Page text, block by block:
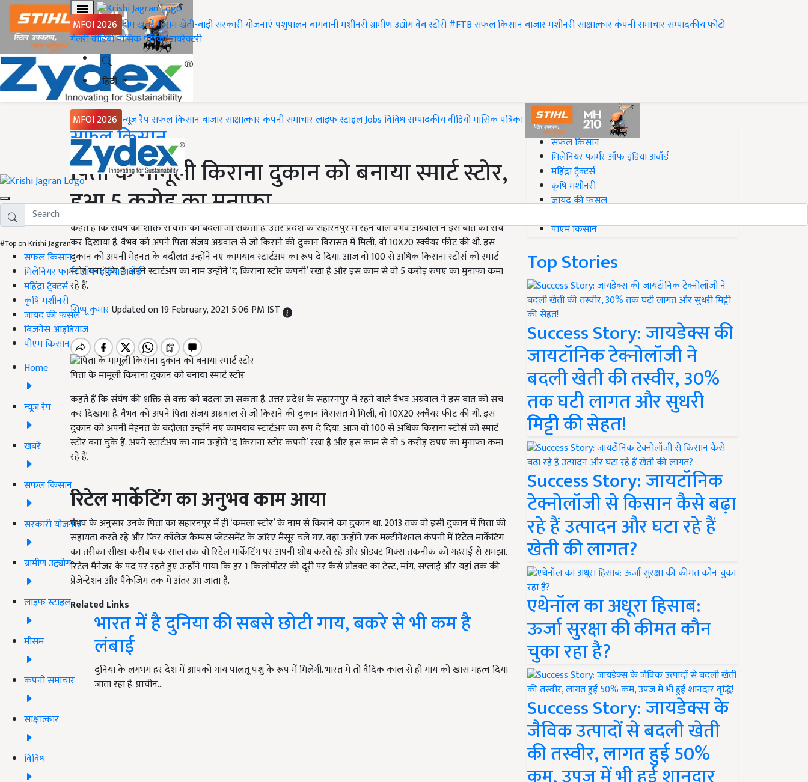
MFOI 2026 होमख़बरेंमौसमखेती-बाड़ीसरकारी योजनाएंपशुपालनबागवानीमशीनरीग्रामीण उद्योगवेब स्टोरी#FTBसफल किसानबाजारमशीनरीसाक्षात्कारकंपनी समाचारसम्पादकीयफोटो
गैलरीवीडियोमासिक पत्रिकाडायरेक्टरी
हिंदी
MFOI 2026 न्यूज़ रैपसफल किसानबाजारसाक्षात्कारकंपनी समाचारलाइफ स्टाइलJobsविविधसम्पादकीयवीडियोमासिक पत्रिका
#Top on Krishi Jagran
सफल किसान
मिलेनियर फार्मर ऑफ इंडिया अवॉर्ड
महिंद्रा ट्रैक्टर्स
कृषि मशीनरी
जायद की फसल
बिज़नेस आइडियाज
पीएम किसान
Home
न्यूज़ रैप
खबरें
सफल किसान
सरकारी योजनाएं
ग्रामीण उद्द्योग
लाइफ स्टाइल
मौसम
कंपनी समाचार
साक्षात्कार
विविध
Home
सफल किसान
पिता के मामूली किराना दुकान को बनाया स्मार्ट स्टोर,
हुआ 5 करोड़ का मुनाफा
कहते हैं कि संर्घष की शक्ति से वक्त को बदला जा सकता है. उत्तर प्रदेश के सहारनपुर में रहने वाले वैभव अग्रवाल ने इस बात को सच
कर दिखाया है. वैभव को अपने पिता संजय अग्रवाल से जो किराने की दुकान विरासत में मिली, वो 10X20 स्क्वैयर फीट की थी. इस
दुकान को अपनी मेहनत के बदौलत उन्होंने नए कामयाब स्टार्टअप का रूप दे दिया. आज वो 100 से अधिक किराना स्टोर्स को स्मार्ट
स्टोर बना चुके हैं. अपने स्टार्टअप का नाम उन्होंने ‘द किराना स्टोर कंपनी’ रखा है और इस काम से वो 5 करोड़ रुपए का मुनाफा कमा
रहे हैं.
सिप्पू कुमारUpdated on 19 February, 2021 5:06 PM IST
पिता के मामूली किराना दुकान को बनाया स्मार्ट स्टोर
कहते हैं कि संर्घष की शक्ति से वक्त को बदला जा सकता है. उत्तर प्रदेश के सहारनपुर में रहने वाले वैभव अग्रवाल ने इस बात को सच
कर दिखाया है. वैभव को अपने पिता संजय अग्रवाल से जो किराने की दुकान विरासत में मिली, वो 10X20 स्क्वैयर फीट की थी. इस
दुकान को अपनी मेहनत के बदौलत उन्होंने नए कामयाब स्टार्टअप का रूप दे दिया. आज वो 100 से अधिक किराना स्टोर्स को स्मार्ट
स्टोर बना चुके हैं. अपने स्टार्टअप का नाम उन्होंने ‘द किराना स्टोर कंपनी’ रखा है और इस काम से वो 5 करोड़ रुपए का मुनाफा कमा
रहे हैं.
रिटेल मार्केटिंग का अनुभव काम आया
वैभव के अनुसार उनके पिता का सहारनपुर में ही ‘कमला स्टोर’ के नाम से किराने का दुकान था. 2013 तक वो इसी दुकान में पिता की
सहायता करते रहे और फिर कॉलेज कैम्पस प्लेटसमेंट के जरिए मैसूर चले गए. वहां उन्होंने एक मल्टीनेशनल कंपनी में रिटेल मार्केटिंग
का तरीका सीखा. करीब एक साल तक वो रिटेल मार्केटिंग पर अपनी शोध करते रहे और प्रोडक्ट मिक्स तकनीक को गहराई से समझा.
रिटेल मैनेजर के पद पर रहते हुए उन्होंने पाया कि हर 1 किलोमीटर की दूरी पर कैसे प्रोडक्ट का टेस्ट, मांग, सप्लाई और यहां तक की
प्रेजेन्टेशन और पैकेजिंग तक में अंतर आ जाता है.
Related Links
भारत में है दुनिया की सबसे छोटी गाय, बकरे से भी कम है
लंबाई
दुनिया के लगभग हर देश में आपको गाय पालतू पशु के रूप में मिलेगी. भारत में तो वैदिक काल से ही गाय को खास महत्व दिया
जाता रहा है. प्राचीन…
#Top on Krishi Jagran
सफल किसान
मिलेनियर फार्मर ऑफ इंडिया अवॉर्ड
महिंद्रा ट्रैक्टर्स
कृषि मशीनरी
जायद की फसल
पीएम किसान
Top Stories
Success Story: जायडेक्स की
जायटॉनिक टेक्नोलॉजी ने
बदली खेती की तस्वीर, 30%
तक घटी लागत और सुधरी
मिट्टी की सेहत!
Success Story: जायटॉनिक
टेक्नोलॉजी से किसान कैसे बढ़ा
रहे हैं उत्पादन और घटा रहे हैं
खेती की लागत?
एथेनॉल का अधूरा हिसाब:
ऊर्जा सुरक्षा की कीमत कौन
चुका रहा है?
Success Story: जायडेक्स के
जैविक उत्पादों से बदली खेती
की तस्वीर, लागत हुई 50%